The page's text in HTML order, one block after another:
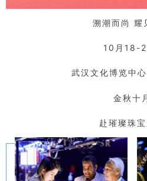
溯潮而尚 耀
10月18-
武汉文化博览中
金秋十
赴璀璨珠